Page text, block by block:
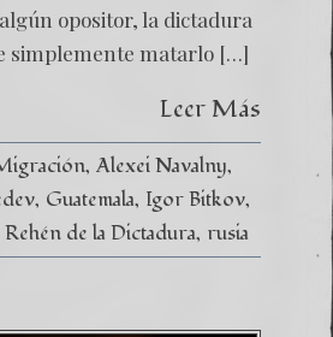
opositor, la dictadura
simplemente matarlo […]
Leer Más
Alexei Navalny
Guatemala Igor Bitkov
Rehén de la Dictadura rusia